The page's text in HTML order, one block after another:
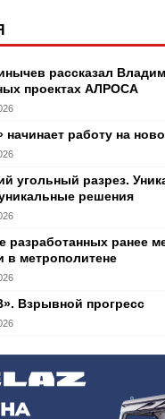
рассказал
проектах АЛРОСА
начинает работу на
угольный разрез.
решения
разработанных ранее
в метрополитене
Взрывной прогресс